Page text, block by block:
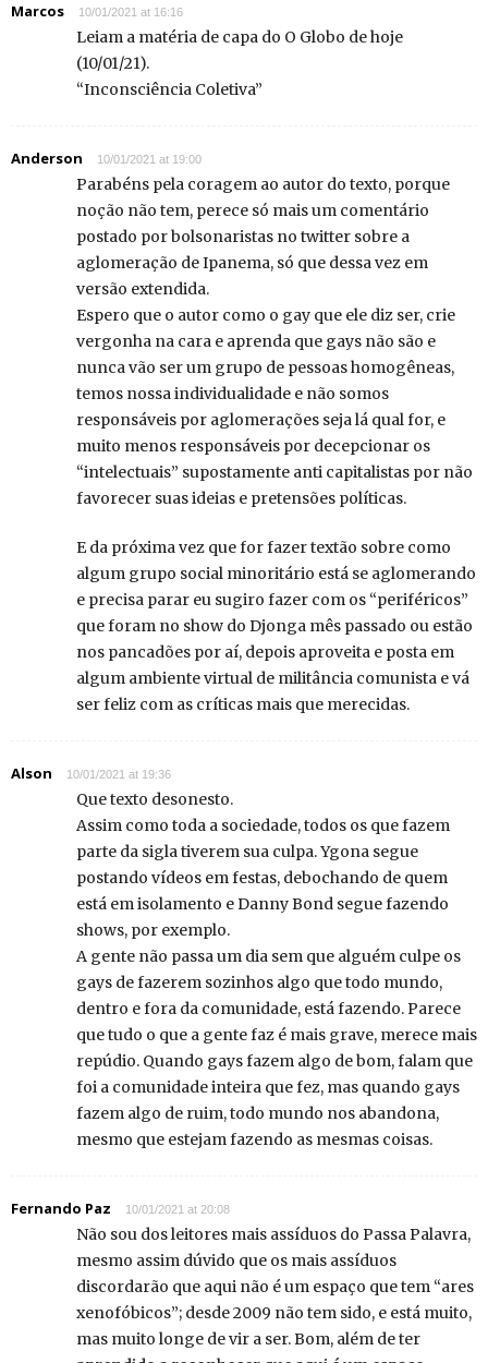
Marcos 10/01/2021 at 16:16
Leiam a matéria de capa do O Globo de hoje
(10/01/21).
“Inconsciência Coletiva”
Anderson 10/01/2021 at 19:00
Parabéns pela coragem ao autor do texto, porque
noção não tem, perece só mais um comentário
postado por bolsonaristas no twitter sobre a
aglomeração de Ipanema, só que dessa vez em
versão extendida.
Espero que o autor como o gay que ele diz ser, crie
vergonha na cara e aprenda que gays não são e
nunca vão ser um grupo de pessoas homogêneas,
temos nossa individualidade e não somos
responsáveis por aglomerações seja lá qual for, e
muito menos responsáveis por decepcionar os
“intelectuais” supostamente anti capitalistas por não
favorecer suas ideias e pretensões políticas.
E da próxima vez que for fazer textão sobre como
algum grupo social minoritário está se aglomerando
e precisa parar eu sugiro fazer com os “periféricos”
que foram no show do Djonga mês passado ou estão
nos pancadões por aí, depois aproveita e posta em
algum ambiente virtual de militância comunista e vá
ser feliz com as críticas mais que merecidas.
Alson 10/01/2021 at 19:36
Que texto desonesto.
Assim como toda a sociedade, todos os que fazem
parte da sigla tiverem sua culpa. Ygona segue
postando vídeos em festas, debochando de quem
está em isolamento e Danny Bond segue fazendo
shows, por exemplo.
A gente não passa um dia sem que alguém culpe os
gays de fazerem sozinhos algo que todo mundo,
dentro e fora da comunidade, está fazendo. Parece
que tudo o que a gente faz é mais grave, merece mais
repúdio. Quando gays fazem algo de bom, falam que
foi a comunidade inteira que fez, mas quando gays
fazem algo de ruim, todo mundo nos abandona,
mesmo que estejam fazendo as mesmas coisas.
Fernando Paz 10/01/2021 at 20:08
Não sou dos leitores mais assíduos do Passa Palavra,
mesmo assim dúvido que os mais assíduos
discordarão que aqui não é um espaço que tem “ares
xenofóbicos”; desde 2009 não tem sido, e está muito,
mas muito longe de vir a ser. Bom, além de ter